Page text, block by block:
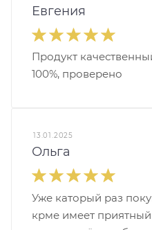
Евгения
Продукт
100%, проверено
13.01.2025
Ольга
Уже каторый раз
крме имеет